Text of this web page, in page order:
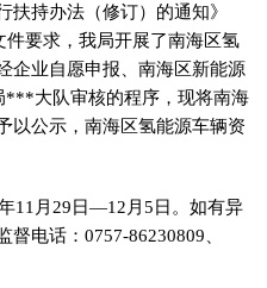
扶持办法（修订）的通知》
件要求，我局开展了南海区氢
企业自愿申报、南海区新能源
大队审核的程序，现将南海
以公示，南海区氢能源车辆资
11月29日—12月5日。如有异
电话：0757-86230809、